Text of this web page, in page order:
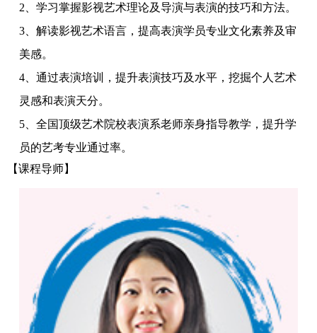
2、学习掌握影视艺术理论及导演与表演的技巧和方法。
3、解读影视艺术语言，提高表演学员专业文化素养及审
美感。
4、通过表演培训，提升表演技巧及水平，挖掘个人艺术
灵感和表演天分。
5、全国顶级艺术院校表演系老师亲身指导教学，提升学
员的艺考专业通过率。
【课程导师】